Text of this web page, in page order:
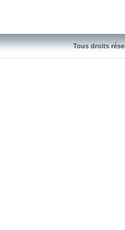
Tous droits